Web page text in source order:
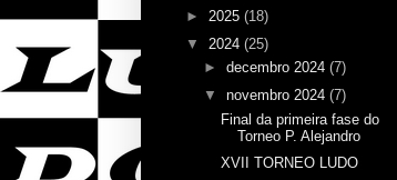
► 2025 (18)
▼ 2024 (25)
► decembro 2024 (7)
▼ novembro 2024 (7)
Final da primeira fase do
Torneo P. Alejandro
XVII TORNEO LUDO